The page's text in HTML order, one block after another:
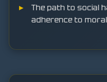
The path to social
adherence to